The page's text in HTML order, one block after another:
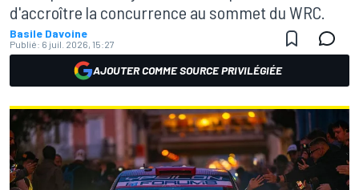
d'accroître la concurrence au sommet du WRC.
Basile Davoine
Publié: 6 juil. 2026, 15:27
AJOUTER COMME SOURCE PRIVILÉGIÉE